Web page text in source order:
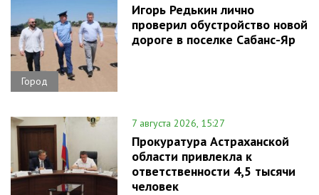
Город
Игорь Редькин лично
проверил обустройство новой
дороге в поселке Сабанс-Яр
7 августа 2026, 15:27
Прокуратура Астраханской
области привлекла к
ответственности 4,5 тысячи
человек